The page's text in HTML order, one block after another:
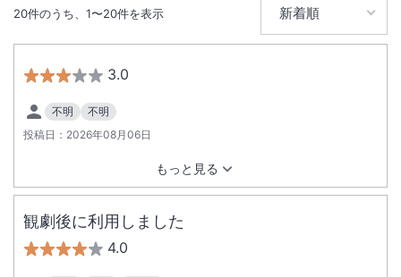
20件のうち、 1〜20件を表示
3.0
不明
不明
投稿日： 2026年08月06日
もっと見る
観劇後に利用しました
4.0